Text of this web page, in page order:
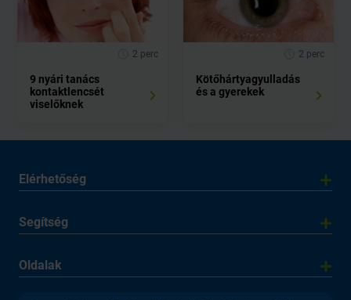
2 perc
9 nyári tanács
kontaktlencsét
viselőknek
2 perc
Kötőhártyagyulladás
és a gyerekek
Elérhetőség
Segítség
Oldalak